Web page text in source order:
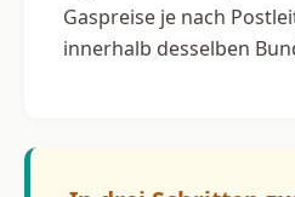
Gaspreise je nach
innerhalb desselben